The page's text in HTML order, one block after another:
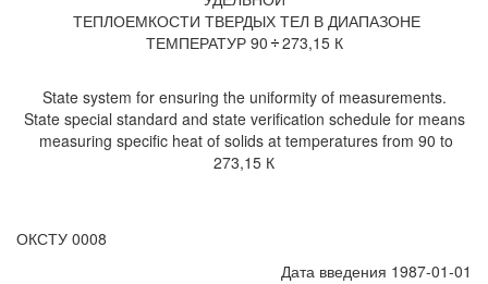
ТЕПЛОЕМКОСТИ ТВЕРДЫХ ТЕЛ В ДИАПАЗОНЕ
ТЕМПЕРАТУР 90
273,15 К
State system for ensuring the uniformity of measurements.
State special standard and state verification schedule for means
measuring specific heat of solids at temperatures from 90 to
273,15 К
ОКСТУ 0008
Дата введения 1987-01-01